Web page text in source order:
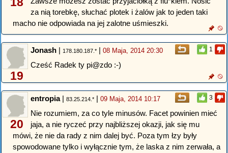
za nią torebkę, słuchać plotek i żalów jak to jeden taki
macho nie odpowiada na jej zalotne uśmieszki.
1
19
Jonash | 178.180.187.* | 08 Maja, 2014 20:30
Cześć Radek ty pi@zdo :-)
3
20
entropia| 83.25.214.* | 09 Maja, 2014 10:17
Nie rozumiem, za co tyle minusów. Facet powinien mieć
jaja, a nie ryczeć przy najbliższej okazji, jak się mu
mówi, że nie da rady z nim dalej być. Poza tym łzy były
spowodowane tylko i wyłącznie tym, że laska z nim zerwała, a